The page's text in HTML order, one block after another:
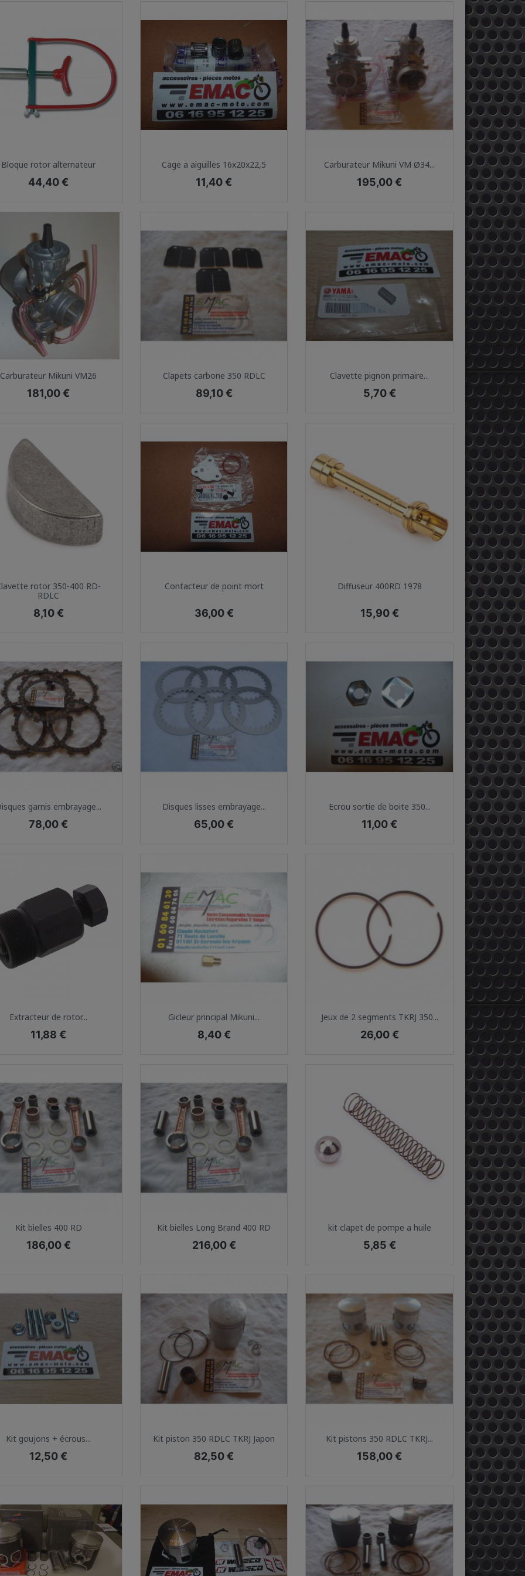
Aperçu rapide
Bloque rotor alternateur
Prix
44,40 €
Aperçu rapide
Cage a aiguilles 16x20x22,5
Prix
11,40 €
Aperçu rapide
Carburateur Mikuni VM Ø34...
Prix
195,00 €
 Aperçu rapide
Carburateur Mikuni VM26
Prix
181,00 €
Aperçu rapide
Clapets carbone 350 RDLC
Prix
89,10 €
Aperçu rapide
Clavette pignon primaire...
Prix
5,70 €
Aperçu rapide
rotor 350-400 RD-
RDLC
Prix
8,10 €
 Aperçu rapide
Contacteur de point mort
Prix
36,00 €
Aperçu rapide
Diffuseur 400RD 1978
Prix
15,90 €
Aperçu rapide
garnis embrayage...
Prix
78,00 €
Aperçu rapide
Disques lisses embrayage...
Prix
65,00 €
Aperçu rapide
Ecrou sortie de boite 350...
Prix
11,00 €
 Aperçu rapide
Extracteur de rotor...
Prix
11,88 €
 Aperçu rapide
Gicleur principal Mikuni...
Prix
8,40 €
 Aperçu rapide
Jeux de 2 segments TKRJ 350...
Prix
26,00 €
Aperçu rapide
Kit bielles 400 RD
Prix
186,00 €
Aperçu rapide
Kit bielles Long Brand 400 RD
Prix
216,00 €
 Aperçu rapide
kit clapet de pompe a huile
Prix
5,85 €
 Aperçu rapide
Kit goujons + écrous...
Prix
12,50 €
 Aperçu rapide
Kit piston 350 RDLC TKRJ Japon
Prix
82,50 €
 Aperçu rapide
Kit pistons 350 RDLC TKRJ...
Prix
158,00 €